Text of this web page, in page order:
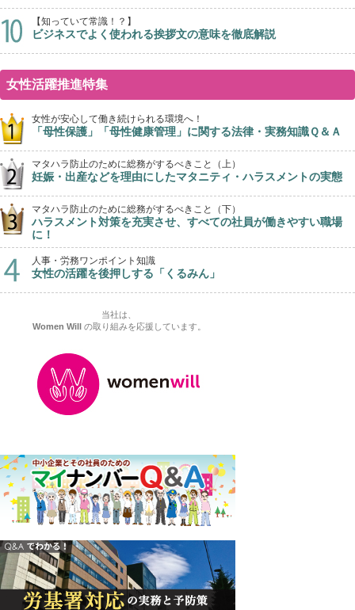
【知っていて常識！？】
ビジネスでよく使われる挨拶文の意味を徹底解説
女性活躍推進特集
女性が安心して働き続けられる環境へ！
「母性保護」「母性健康管理」に関する法律・実務知識Ｑ＆Ａ
マタハラ防止のために総務がするべきこと（上）
妊娠・出産などを理由にしたマタニティ・ハラスメントの実態
マタハラ防止のために総務がするべきこと（下）
ハラスメント対策を充実させ、すべての社員が働きやすい職場
に！
人事・労務ワンポイント知識
女性の活躍を後押しする「くるみん」
当社は、
Women Will
の取り組みを応援しています。